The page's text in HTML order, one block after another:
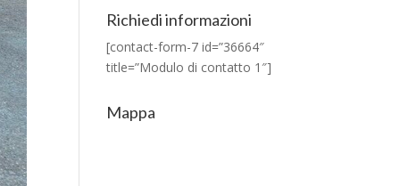
Richiedi informazioni
[contact-form-7 id=”36664″
title=”Modulo di contatto 1″]
Mappa